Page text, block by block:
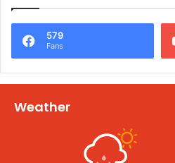
579
Fans
Weather